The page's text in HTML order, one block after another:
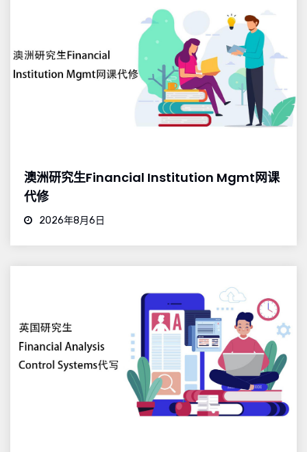
澳洲研究生Financial Institution Mgmt网课
代修
2026年8月6日